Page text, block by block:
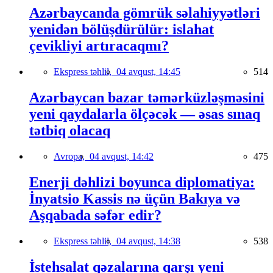
Azərbaycanda gömrük səlahiyyətləri
yenidən bölüşdürülür: islahat
çevikliyi artıracaqmı?
Ekspress təhlil, 04 avqust, 14:45 514
Azərbaycan bazar təmərküzləşməsini
yeni qaydalarla ölçəcək — əsas sınaq
tətbiq olacaq
Avropa, 04 avqust, 14:42 475
Enerji dəhlizi boyunca diplomatiya:
İnyatsio Kassis nə üçün Bakıya və
Aşqabada səfər edir?
Ekspress təhlil, 04 avqust, 14:38 538
İstehsalat qəzalarına qarşı yeni